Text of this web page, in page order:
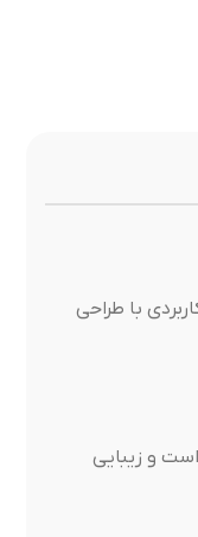
با طراحی
و زیبایی